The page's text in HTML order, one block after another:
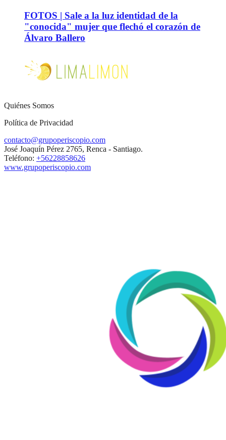
FOTOS | Sale a la luz identidad de la
"conocida" mujer que flechó el corazón de
Álvaro Ballero
Quiénes Somos
Política de Privacidad
contacto@grupoperiscopio.com
José Joaquín Pérez 2765, Renca - Santiago.
Teléfono: +56228858626
www.grupoperiscopio.com